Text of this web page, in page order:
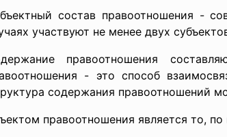
состав правоотношения -
участвуют не менее двух
правоотношения
- это способ
содержания правоотношений
правоотношения является то, по